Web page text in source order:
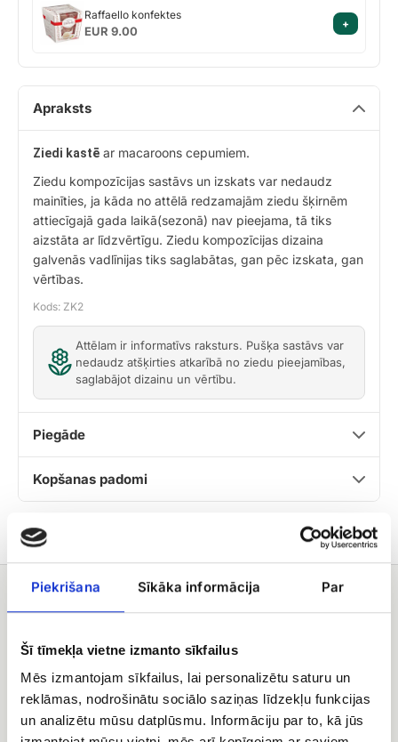
Piekrišana Sīkāka informācija Par
Šī tīmekļa vietne izmanto sīkfailus
Mēs izmantojam sīkfailus, lai personalizētu saturu un
reklāmas, nodrošinātu sociālo saziņas līdzekļu funkcijas
un analizētu mūsu datplūsmu. Informāciju par to, kā jūs
Raffaello
konfektes
Raffaello konfektes
EUR 9.00
+
Apraksts
Ziedi kastē ar macaroons cepumiem.
Ziedu kompozīcijas sastāvs un izskats var nedaudz
mainīties, ja kāda no attēlā redzamajām ziedu šķirnēm
attiecīgajā gada laikā(sezonā) nav pieejama, tā tiks
aizstāta ar līdzvērtīgu. Ziedu kompozīcijas dizaina
galvenās vadlīnijas tiks saglabātas, gan pēc izskata, gan
vērtības.
Kods: ZK2
Attēlam ir informatīvs raksturs. Pušķa sastāvs var
nedaudz atšķirties atkarībā no ziedu pieejamības,
saglabājot dizainu un vērtību.
Piegāde
Kopšanas padomi
Merci
rocher